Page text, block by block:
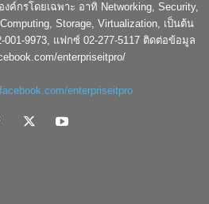
กรโดยเฉพาะ อาทิ Networking, Security,
Storage, Virtualization, เป็นต้น
001-9973, แฟกซ์ 02-277-5117 ติดต่อข้อมูล
enterpriseitpro/
enterpriseitpro